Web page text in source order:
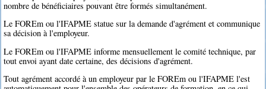
nombre de bénéficiaires pouvant être formés simultanément.
Le FOREm ou l'IFAPME statue sur la demande d'agrément et communique
sa décision à l'employeur.
Le FOREm ou l'IFAPME informe mensuellement le comité technique, par
tout envoi ayant date certaine, des décisions d'agrément.
Tout agrément accordé à un employeur par le FOREm ou l'IFAPME l'est